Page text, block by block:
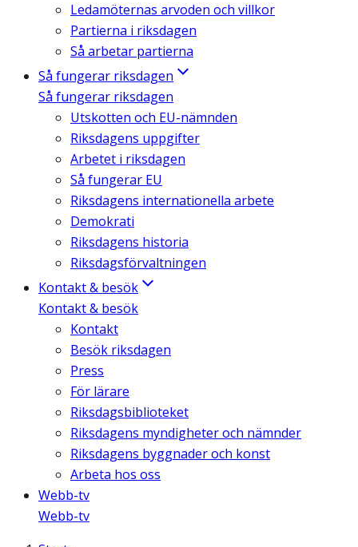
Ledamöternas arvoden och villkor
Partierna i riksdagen
Så arbetar partierna
Så fungerar riksdagen
Så fungerar riksdagen
Utskotten och EU-nämnden
Riksdagens uppgifter
Arbetet i riksdagen
Så fungerar EU
Riksdagens internationella arbete
Demokrati
Riksdagens historia
Riksdagsförvaltningen
Kontakt & besök
Kontakt & besök
Kontakt
Besök riksdagen
Press
För lärare
Riksdagsbiblioteket
Riksdagens myndigheter och nämnder
Riksdagens byggnader och konst
Arbeta hos oss
Webb-tv
Webb-tv